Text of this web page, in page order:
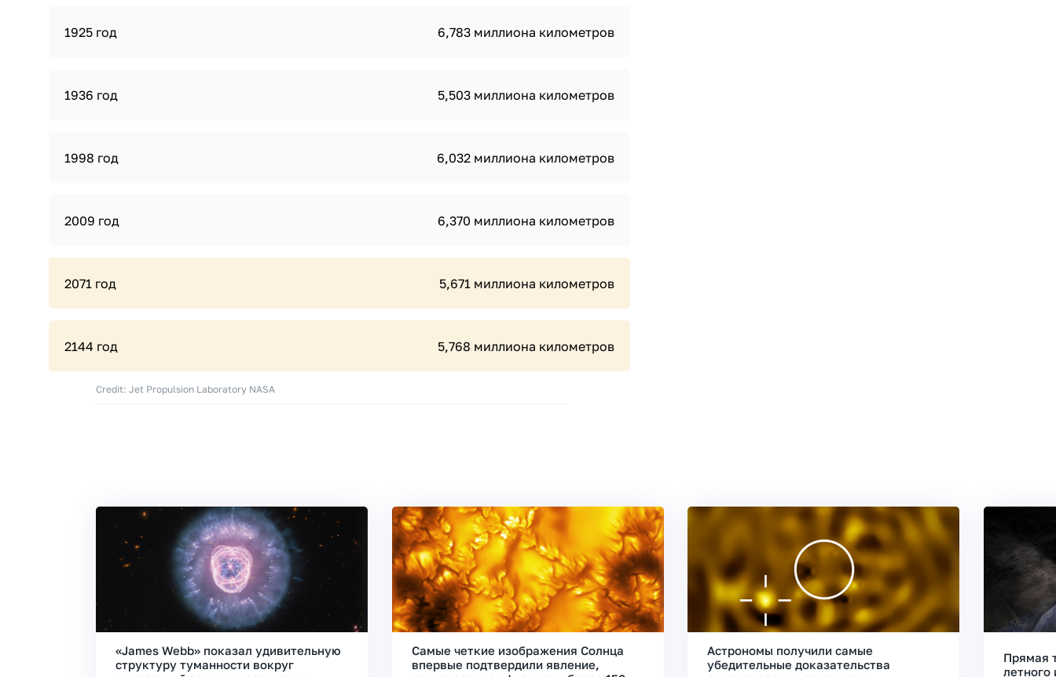
1925 год 6,783 миллиона километров
1936 год 5,503 миллиона километров
1998 год 6,032 миллиона километров
2009 год 6,370 миллиона километров
2071 год 5,671 миллиона километров
2144 год 5,768 миллиона километров
Credit: Jet Propulsion Laboratory NASA
«James Webb» показал удивительную
структуру туманности вокруг
Самые четкие изображения Солнца
впервые подтвердили явление,
Астрономы получили самые
убедительные доказательства
Прямая
летного